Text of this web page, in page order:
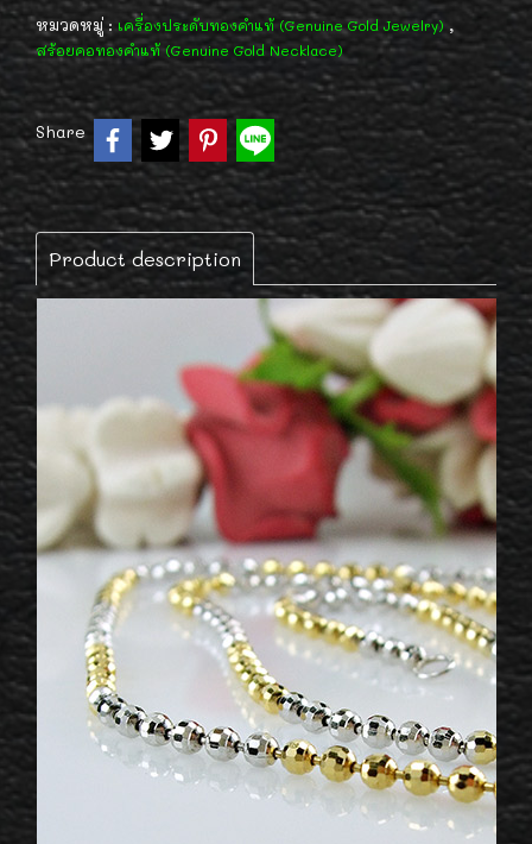
หมวดหมู่ : เครื่องประดับทองคำแท้ (Genuine Gold Jewelry) ,
สร้อยคอทองคำแท้ (Genuine Gold Necklace)
Share
Product description